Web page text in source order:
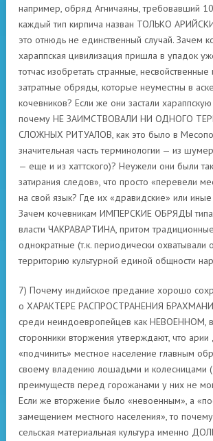
например, обряд Агничаяны, требовавший
каждый тип кирпича назван ТОЛЬКО
это отнюдь не единственный случай. Зачем
хараппская цивилизация пришла в упадок
тотчас изобретать странные,
затратные обряды, которые неуместны в
кочевников? Если же они застали
почему НЕ ЗАИМСТВОВАЛИ НИ ОДНОГО
СЛОЖНЫХ РИТУАЛОВ, как это было в
значительная часть терминологии — из
— еще и из хаттского)? Неужели они были
затирания следов», что просто «перевели
на свой язык? Где их «дравидские» или
Зачем кочевникам ИМПЕРСКИЕ ОБРЯДЫ типа
власти ЧАКРАВАРТИНА, притом
однократные (т.к. периодически охватывали
территорию культурной единой общности
7) Почему индийское предание хорошо
о ХАРАКТЕРЕ РАСПРОСТРАНЕНИЯ
среди неиндоевропейцев как НЕВОЕННОМ,
сторонники вторжения утверждают, что
«подчинить» местное население главным
своему владению лошадьми и колесницами
преимуществ перед горожанами у них не
Если же вторжение было «невоенным», а
замещением местного населения», то
сельская материальная культура именно